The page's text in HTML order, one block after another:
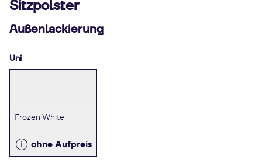
Sitzpolster
Außenlackierung
Uni
Frozen White
ohne Aufpreis